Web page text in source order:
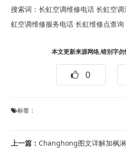
搜索词：长虹空调维修电话 长虹空调
虹空调维修服务电话 长虹维修点查询
本文更新来源网络,错别字
0
标签：
上一篇： Changhong图文详解加枫淋浴房安